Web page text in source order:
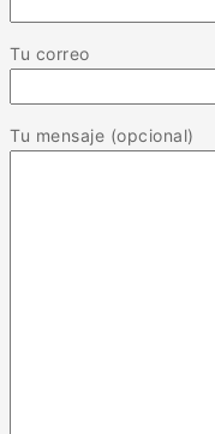
Tu correo
Tu mensaje (opcional)